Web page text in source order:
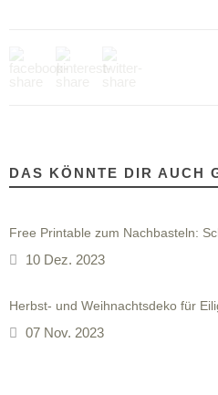
DAS KÖNNTE DIR AUCH
Free Printable zum Nachbasteln:
10 Dez. 2023
Herbst- und Weihnachtsdeko für
07 Nov. 2023